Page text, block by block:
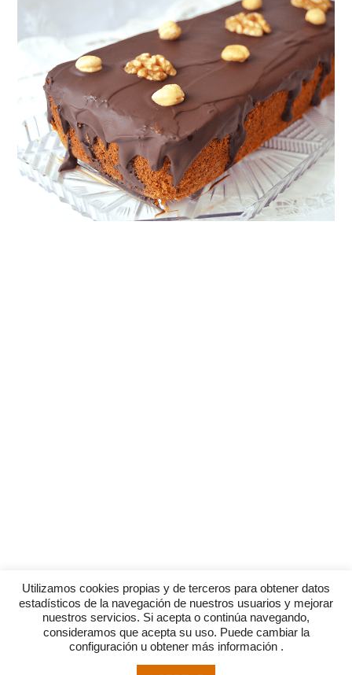
Utilizamos cookies propias y de terceros para obtener datos
estadísticos de la navegación de nuestros usuarios y mejorar
nuestros servicios. Si acepta o continúa navegando,
consideramos que acepta su uso. Puede cambiar la
configuración u obtener más información .